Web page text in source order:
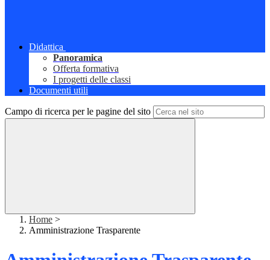
Didattica
Panoramica
Offerta formativa
I progetti delle classi
Documenti utili
Campo di ricerca per le pagine del sito
Home >
Amministrazione Trasparente